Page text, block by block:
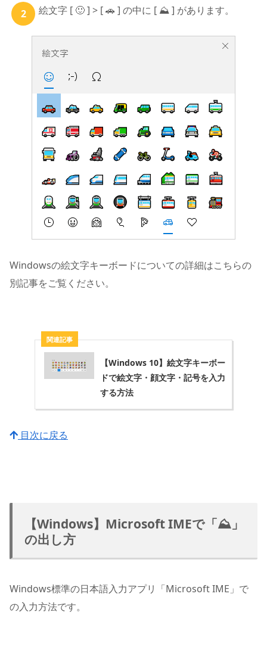
絵文字 [ 🙂 ] > [ 🚗 ] の中に [ ⛰ ] があります。
Windowsの絵文字キーボードについての詳細はこちらの
別記事をご覧ください。
【Windows 10】絵文字キーボー
ドで絵文字・顔文字・記号を入力
する方法
目次に戻る
【Windows】Microsoft IMEで「⛰」
の出し方
Windows標準の日本語入力アプリ「Microsoft IME」で
の入力方法です。